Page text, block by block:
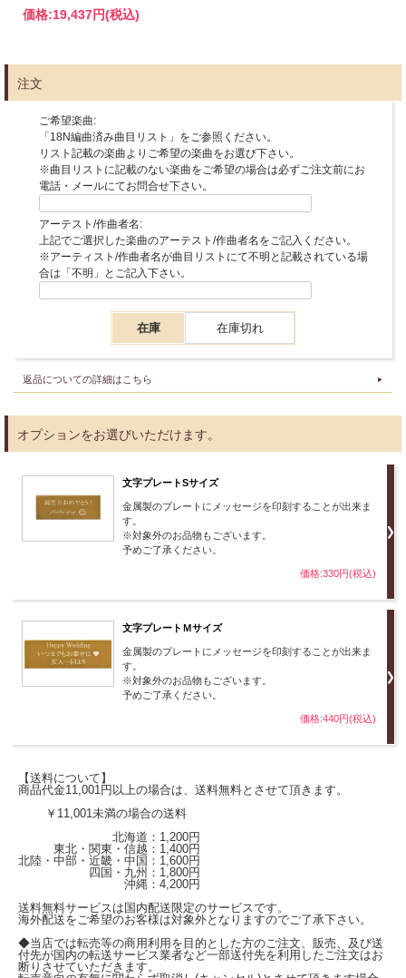
小物入れサイズ（小）：W62×D30×H41mm
価格:19,437円(税込)
注文
ご希望楽曲:
「18N編曲済み曲目リスト」をご参照ください。
リスト記載の楽曲よりご希望の楽曲をお選び下さい。
※曲目リストに記載のない楽曲をご希望の場合は必ずご注文前にお
電話・メールにてお問合せ下さい。
アーテスト/作曲者名:
上記でご選択した楽曲のアーテスト/作曲者名をご記入ください。
※アーティスト/作曲者名が曲目リストにて不明と記載されている場
合は「不明」とご記入下さい。
在庫 在庫切れ
返品についての詳細はこちら
オプションをお選びいただけます。
文字プレートSサイズ
金属製のプレートにメッセージを印刻することが出来ま
す。
※対象外のお品物もございます。
予めご了承ください。
価格:330円(税込)
文字プレートＭサイズ
金属製のプレートにメッセージを印刻することが出来ま
す。
※対象外のお品物もございます。
予めご了承ください。
価格:440円(税込)
【送料について】
商品代金11,001円以上の場合は、送料無料とさせて頂きます。
￥11,001未満の場合の送料
北海道：1,200円
東北・関東・信越：1,400円
北陸・中部・近畿・中国：1,600円
四国・九州：1,800円
沖縄：4,200円
送料無料サービスは国内配送限定のサービスです。
海外配送をご希望のお客様は対象外となりますのでご了承下さい。
◆当店では転売等の商用利用を目的とした方のご注文、販売、及び送
付先が国内の転送サービス業者など一部送付先を利用したご注文はお
断りさせていただきます。